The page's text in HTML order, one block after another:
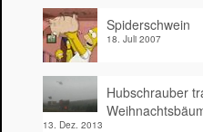
Spiderschwein
18. Juli 2007
Hubschrauber
13. Dez. 2013